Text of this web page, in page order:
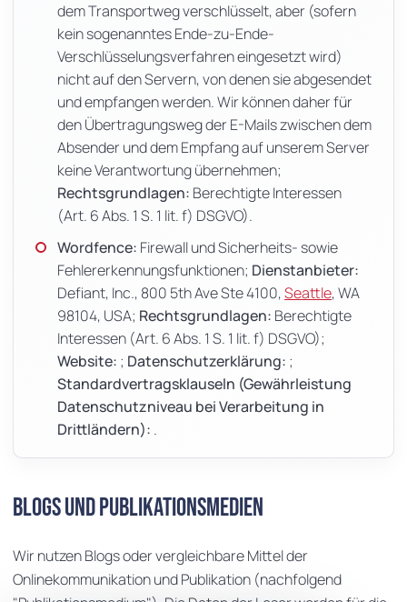
dem Transportweg verschlüsselt, aber (sofern
kein sogenanntes Ende-zu-Ende-
Verschlüsselungsverfahren eingesetzt wird)
nicht auf den Servern, von denen sie abgesendet
und empfangen werden. Wir können daher für
den Übertragungsweg der E-Mails zwischen dem
Absender und dem Empfang auf unserem Server
keine Verantwortung übernehmen;
Rechtsgrundlagen: Berechtigte Interessen
(Art. 6 Abs. 1 S. 1 lit. f) DSGVO).
Wordfence: Firewall und Sicherheits- sowie
Fehlererkennungsfunktionen; Dienstanbieter:
Defiant, Inc., 800 5th Ave Ste 4100,Seattle, WA
98104, USA; Rechtsgrundlagen: Berechtigte
Interessen (Art. 6 Abs. 1 S. 1 lit. f) DSGVO);
Website: ; Datenschutzerklärung: ;
Standardvertragsklauseln (Gewährleistung
Datenschutzniveau bei Verarbeitung in
Drittländern): .
Blogs und Publikationsmedien
Wir nutzen Blogs oder vergleichbare Mittel der
Onlinekommunikation und Publikation (nachfolgend